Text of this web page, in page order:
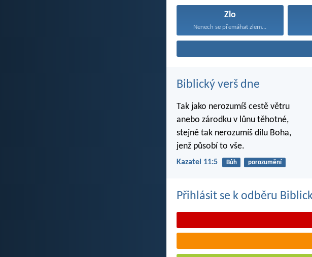
Zlo
Nenech se přemáhat zlem...
Biblický verš dne
Tak jako nerozumíš cestě větru
anebo zárodku v lůnu těhotné,
stejně tak nerozumíš dílu Boha,
jenž působí to vše.
Kazatel 11:5 Bůh porozumění
Přihlásit se k odběru